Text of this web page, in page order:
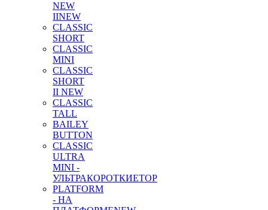
NEW
IINEW
CLASSIC
SHORT
CLASSIC
MINI
CLASSIC
SHORT
II NEW
CLASSIC
TALL
BAILEY
BUTTON
CLASSIC
ULTRA
MINI -
УЛЬТРАКОРОТКИЕTOP
PLATFORM
- НА